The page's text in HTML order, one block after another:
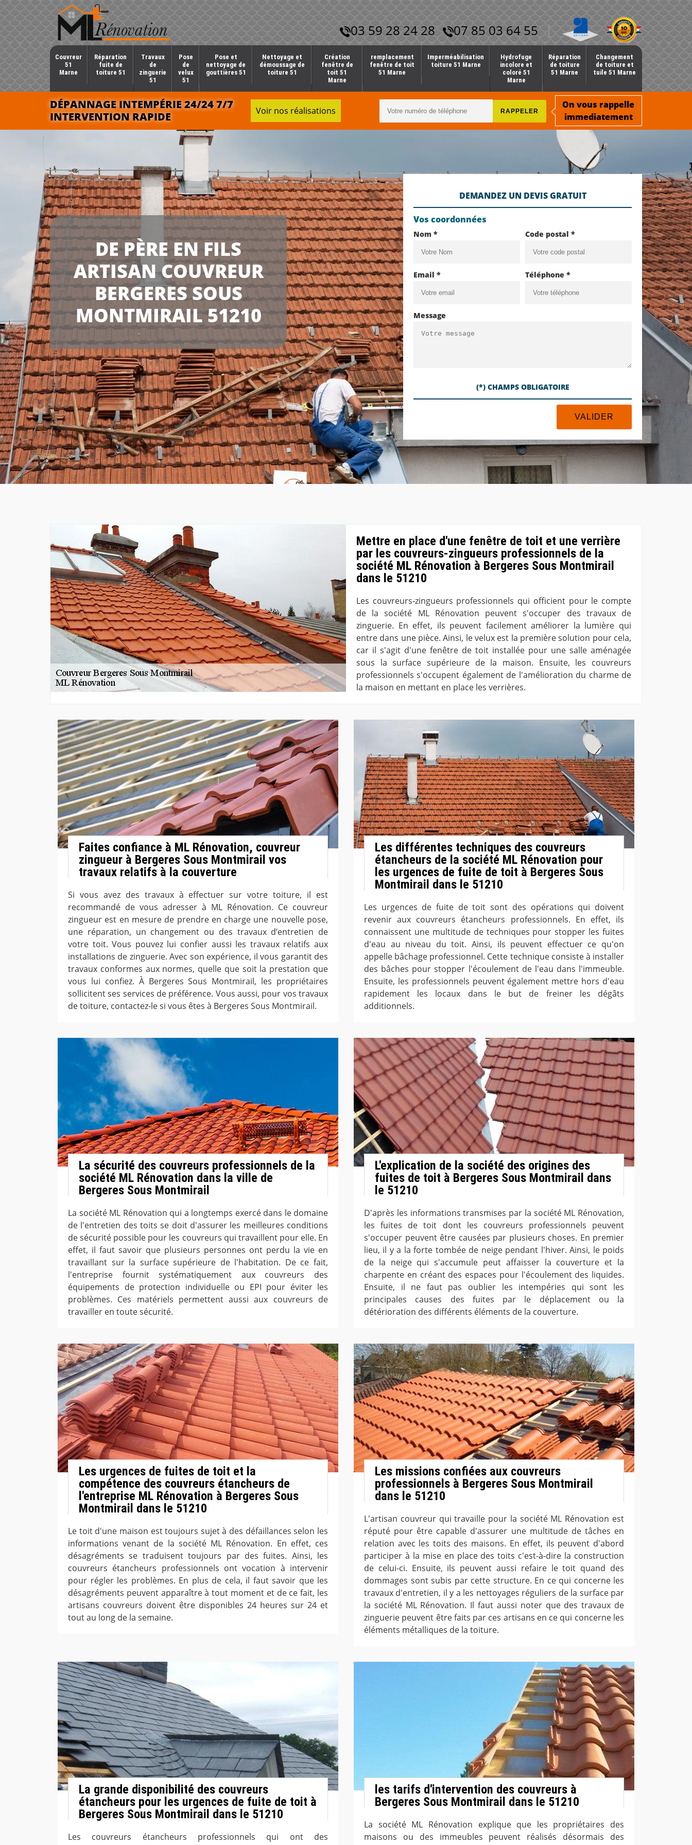
03 59 28 24 28 07 85 03 64 55
Couvreur
51
Marne
Réparation
fuite de
toiture 51
Travaux
de
zinguerie
51
Pose
de
velux
51
Pose et
nettoyage de
gouttières 51
Nettoyage et
démoussage de
toiture 51
Création
fenêtre de
toit 51
Marne
remplacement
fenêtre de toit
51 Marne
Imperméabilisation
toiture 51 Marne
Hydrofuge
incolore et
coloré 51
Marne
Réparation
de toiture
51 Marne
Changement
de toiture et
tuile 51 Marne
DÉPANNAGE INTEMPÉRIE 24/24 7/7
INTERVENTION RAPIDE
Voir nos réalisations
On vous rappelle
immediatement
DE PÈRE EN FILS
ARTISAN COUVREUR
BERGERES SOUS
MONTMIRAIL 51210
DEMANDEZ UN DEVIS GRATUIT
Vos coordonnées
Nom * Code postal *
Email * Téléphone *
Message
(*) CHAMPS OBLIGATOIRE
Mettre en place d'une fenêtre de toit et une verrière
par les couvreurs-zingueurs professionnels de la
société ML Rénovation à Bergeres Sous Montmirail
dans le 51210
Les couvreurs-zingueurs professionnels qui officient pour le compte
de la société ML Rénovation peuvent s'occuper des travaux de
zinguerie. En effet, ils peuvent facilement améliorer la lumière qui
entre dans une pièce. Ainsi, le velux est la première solution pour cela,
car il s'agit d'une fenêtre de toit installée pour une salle aménagée
sous la surface supérieure de la maison. Ensuite, les couvreurs
professionnels s'occupent également de l'amélioration du charme de
la maison en mettant en place les verrières.
Faites confiance à ML Rénovation, couvreur
zingueur à Bergeres Sous Montmirail vos
travaux relatifs à la couverture
Si vous avez des travaux à effectuer sur votre toiture, il est
recommandé de vous adresser à ML Rénovation. Ce couvreur
zingueur est en mesure de prendre en charge une nouvelle pose,
une réparation, un changement ou des travaux d’entretien de
votre toit. Vous pouvez lui confier aussi les travaux relatifs aux
installations de zinguerie. Avec son expérience, il vous garantit des
travaux conformes aux normes, quelle que soit la prestation que
vous lui confiez. À Bergeres Sous Montmirail, les propriétaires
sollicitent ses services de préférence. Vous aussi, pour vos travaux
de toiture, contactez-le si vous êtes à Bergeres Sous Montmirail.
Les différentes techniques des couvreurs
étancheurs de la société ML Rénovation pour
les urgences de fuite de toit à Bergeres Sous
Montmirail dans le 51210
Les urgences de fuite de toit sont des opérations qui doivent
revenir aux couvreurs étancheurs professionnels. En effet, ils
connaissent une multitude de techniques pour stopper les fuites
d'eau au niveau du toit. Ainsi, ils peuvent effectuer ce qu'on
appelle bâchage professionnel. Cette technique consiste à installer
des bâches pour stopper l'écoulement de l'eau dans l'immeuble.
Ensuite, les professionnels peuvent également mettre hors d'eau
rapidement les locaux dans le but de freiner les dégâts
additionnels.
La sécurité des couvreurs professionnels de la
société ML Rénovation dans la ville de
Bergeres Sous Montmirail
La société ML Rénovation qui a longtemps exercé dans le domaine
de l'entretien des toits se doit d'assurer les meilleures conditions
de sécurité possible pour les couvreurs qui travaillent pour elle. En
effet, il faut savoir que plusieurs personnes ont perdu la vie en
travaillant sur la surface supérieure de l'habitation. De ce fait,
l'entreprise fournit systématiquement aux couvreurs des
équipements de protection individuelle ou EPI pour éviter les
problèmes. Ces matériels permettent aussi aux couvreurs de
travailler en toute sécurité.
L'explication de la société des origines des
fuites de toit à Bergeres Sous Montmirail dans
le 51210
D'après les informations transmises par la société ML Rénovation,
les fuites de toit dont les couvreurs professionnels peuvent
s'occuper peuvent être causées par plusieurs choses. En premier
lieu, il y a la forte tombée de neige pendant l'hiver. Ainsi, le poids
de la neige qui s'accumule peut affaisser la couverture et la
charpente en créant des espaces pour l'écoulement des liquides.
Ensuite, il ne faut pas oublier les intempéries qui sont les
principales causes des fuites par le déplacement ou la
détérioration des différents éléments de la couverture.
Les urgences de fuites de toit et la
compétence des couvreurs étancheurs de
l'entreprise ML Rénovation à Bergeres Sous
Montmirail dans le 51210
Le toit d'une maison est toujours sujet à des défaillances selon les
informations venant de la société ML Rénovation. En effet, ces
désagréments se traduisent toujours par des fuites. Ainsi, les
couvreurs étancheurs professionnels ont vocation à intervenir
pour régler les problèmes. En plus de cela, il faut savoir que les
désagréments peuvent apparaître à tout moment et de ce fait, les
artisans couvreurs doivent être disponibles 24 heures sur 24 et
tout au long de la semaine.
Les missions confiées aux couvreurs
professionnels à Bergeres Sous Montmirail
dans le 51210
L'artisan couvreur qui travaille pour la société ML Rénovation est
réputé pour être capable d'assurer une multitude de tâches en
relation avec les toits des maisons. En effet, ils peuvent d'abord
participer à la mise en place des toits c'est-à-dire la construction
de celui-ci. Ensuite, ils peuvent aussi refaire le toit quand des
dommages sont subis par cette structure. En ce qui concerne les
travaux d'entretien, il y a les nettoyages réguliers de la surface par
la société ML Rénovation. Il faut aussi noter que des travaux de
zinguerie peuvent être faits par ces artisans en ce qui concerne les
éléments métalliques de la toiture.
La grande disponibilité des couvreurs
étancheurs pour les urgences de fuite de toit à
Bergeres Sous Montmirail dans le 51210
Les couvreurs étancheurs professionnels qui ont des
les tarifs d'intervention des couvreurs à
Bergeres Sous Montmirail dans le 51210
La société ML Rénovation explique que les propriétaires des
maisons ou des immeubles peuvent réalisés désormais des